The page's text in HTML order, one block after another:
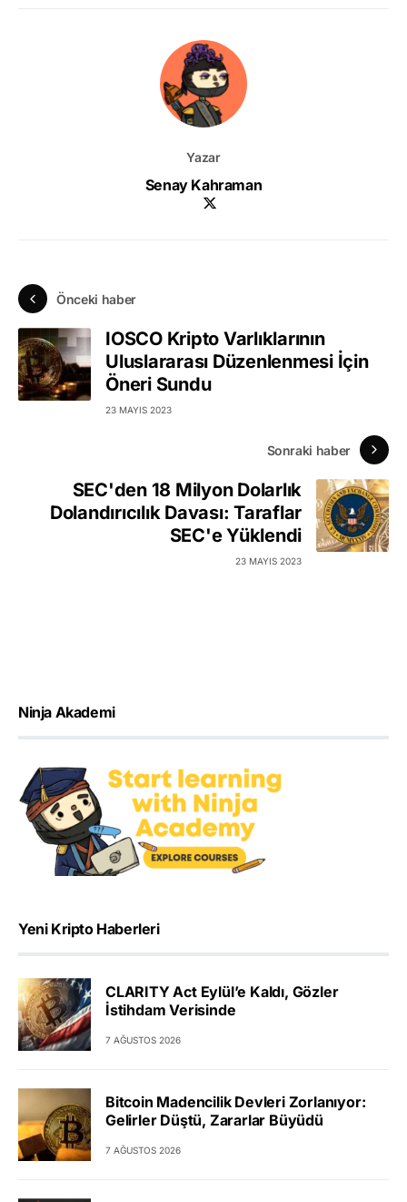
Yazar
Senay Kahraman
Önceki haber
IOSCO Kripto Varlıklarının
Uluslararası Düzenlenmesi İçin
Öneri Sundu
23 MAYIS 2023
Sonraki haber
SEC'den 18 Milyon Dolarlık
Dolandırıcılık Davası: Taraflar
SEC'e Yüklendi
23 MAYIS 2023
Ninja Akademi
Yeni Kripto Haberleri
CLARITY Act Eylül’e Kaldı, Gözler
İstihdam Verisinde
7 AĞUSTOS 2026
Bitcoin Madencilik Devleri Zorlanıyor:
Gelirler Düştü, Zararlar Büyüdü
7 AĞUSTOS 2026